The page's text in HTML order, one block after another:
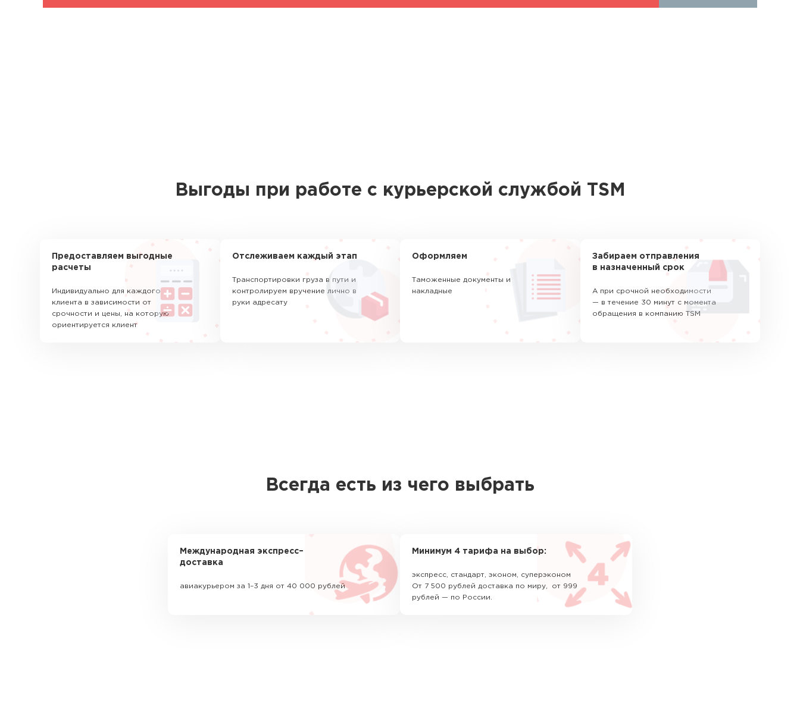
Выгоды при работе с курьерской службой TSM
Предоставляем выгодные
расчеты
Индивидуально для каждого
клиента в зависимости от
срочности и цены, на которую
ориентируется клиент
Отслеживаем каждый этап
Транспортировки груза в пути и
контролируем вручение лично в
руки адресату
Оформляем
Таможенные документы и
накладные
Забираем отправления
в назначенный срок
А при срочной необходимости
— в течение 30 минут с момента
обращения в компанию TSM
Всегда есть из чего выбрать
Международная экспресс–
доставка
авиакурьером за 1–3 дня от 40 000 рублей
Минимум 4 тарифа на выбор:
экспресс, стандарт, эконом, суперэконом
От 7 500 рублей доставка по миру, от 999
рублей — по России.